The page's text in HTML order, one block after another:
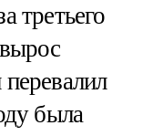
третьего
была